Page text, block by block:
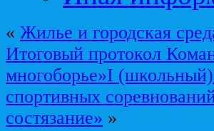
« Жилье и городская
Итоговый протокол
многоборье»I
спортивных
состязание» »